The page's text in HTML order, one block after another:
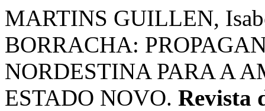
MARTINS GUILLEN,
BORRACHA:
NORDESTINA PARA A
ESTADO NOVO. Revista